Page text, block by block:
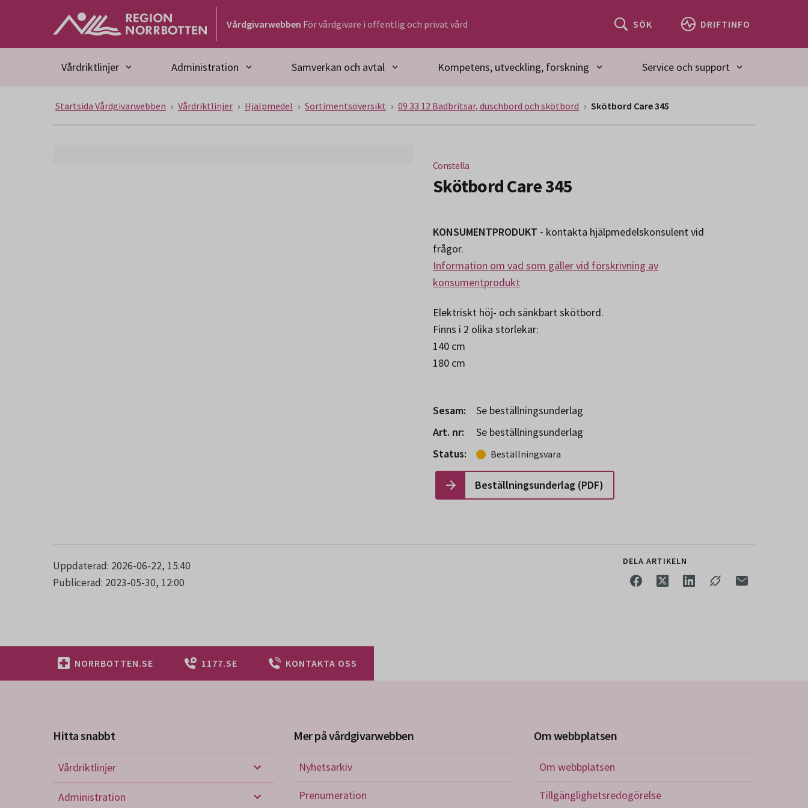
Gå till huvudmeny
Gå till övergripande innehåll
Vårdgivarwebben För vårdgivare i offentlig och privat vård SÖK DRIFTINFO
Vårdriktlinjer Administration Samverkan och avtal Kompetens, utveckling, forskning Service och support
Startsida Vårdgivarwebben Vårdriktlinjer Hjälpmedel Sortimentsöversikt 09 33 12 Badbritsar, duschbord och skötbord Skötbord Care 345
Constella
Skötbord Care 345
KONSUMENTPRODUKT - kontakta hjälpmedelskonsulent vid
frågor.
Information om vad som gäller vid förskrivning av
konsumentprodukt
Elektriskt höj- och sänkbart skötbord.
Finns i 2 olika storlekar:
140 cm
180 cm
Sesam:
Se beställningsunderlag
Art. nr:
Se beställningsunderlag
Status:
Beställningsvara
Beställningsunderlag (PDF)
Uppdaterad: 2026-06-22, 15:40
Publicerad: 2023-05-30, 12:00
DELA ARTIKELN
NORRBOTTEN.SE 1177.SE KONTAKTA OSS
Hitta snabbt
Vårdriktlinjer
Vårdriktlinjer
Administration
Mer på vårdgivarwebben
Nyhetsarkiv
Prenumeration
Om webbplatsen
Om webbplatsen
Tillgänglighetsredogörelse